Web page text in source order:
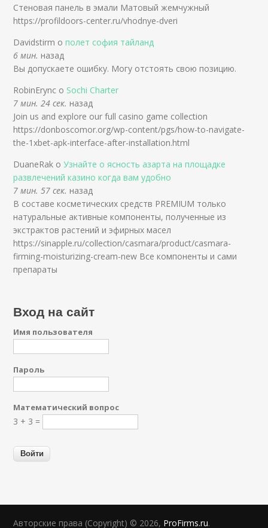
Стеновая панель в эмали Матовый жемчужный
https://profildoors-center.ru/vhodnye-dveri
Davidstirm ополет софия тайланд
6 мин. назад
Вы допускаете ошибку. Могу отстоять свою позицию.
RobinErync о Sochi Charter
7 мин. 24 сек. назад
Join us and explore our full casino game collection
https://donboscomor.org/wp-content/pgs/how-to-navigate-
the-1xbet-apk-interface-after-installation.html
DuaneRak оУзнайте о ясность азарта на площадке
развлечений казино когда вам удобно
7 мин. 57 сек. назад
В составе косметических средств PREMIUM только
натуральные активные компоненты, полученные из
экстрактов растений и эфирных масел
https://sinapple.ru/collection/casmara/product/casmara-
firming-moisturizing-cream-new Все компоненты и сами
препараты
Вход на сайт
Имя пользователя
Пароль
Математический вопрос
3 + 3 =
Авторские права (Copyright) © 2026, ProFirms.ru.